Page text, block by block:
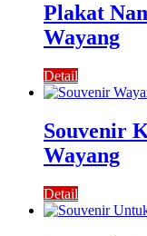
Plakat
Wayang
Detail
Souvenir
Wayang
Detail